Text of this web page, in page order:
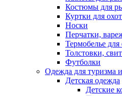
Костюмы для
Куртки для
Носки
Перчатки,
Термобелье
Толстовки,
Футболки
Одежда для туризма
Детская одежда
Детские